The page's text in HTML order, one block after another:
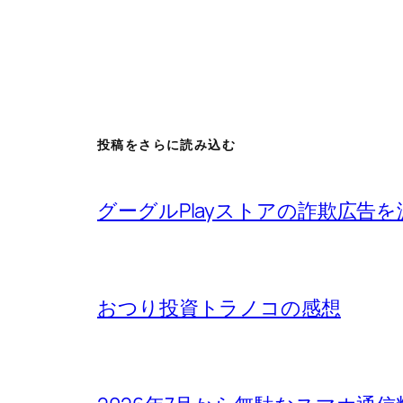
投稿をさらに読み込む
グーグルPlayストアの詐欺広告
おつり投資トラノコの感想